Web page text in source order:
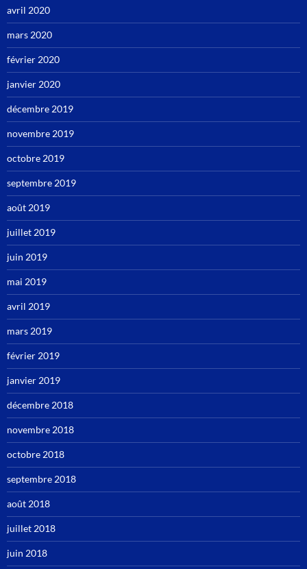
avril 2020
mars 2020
février 2020
janvier 2020
décembre 2019
novembre 2019
octobre 2019
septembre 2019
août 2019
juillet 2019
juin 2019
mai 2019
avril 2019
mars 2019
février 2019
janvier 2019
décembre 2018
novembre 2018
octobre 2018
septembre 2018
août 2018
juillet 2018
juin 2018